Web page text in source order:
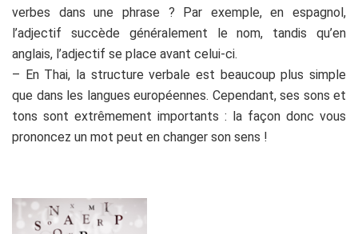
verbes dans une phrase ? Par exemple, en espagnol,
l’adjectif succède généralement le nom, tandis qu’en
anglais, l’adjectif se place avant celui-ci.
– En Thai, la structure verbale est beaucoup plus simple
que dans les langues européennes. Cependant, ses sons et
tons sont extrêmement importants : la façon donc vous
prononcez un mot peut en changer son sens !